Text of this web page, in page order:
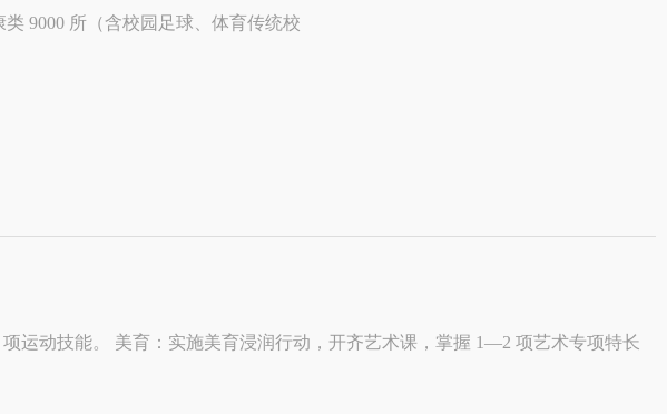
9000 所（含校园足球、体育传统校
运动技能。 美育：实施美育浸润行动，开齐艺术课，掌握 1—2 项艺术专项特长